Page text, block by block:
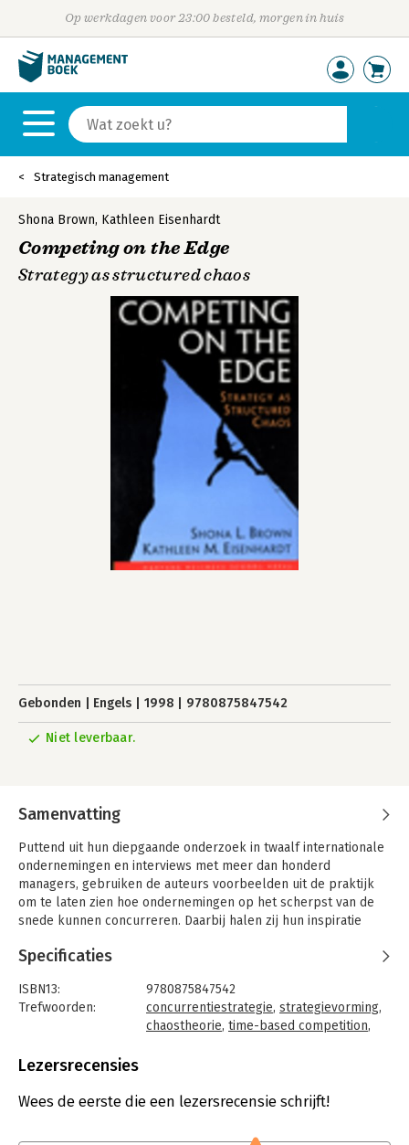
Op werkdagen voor 23:00 besteld, morgen in huis
Strategisch management
Shona Brown, Kathleen Eisenhardt
Competing on the Edge
Strategy as structured chaos
Gebonden Engels 1998 9780875847542
Niet leverbaar.
Samenvatting
Puttend uit hun diepgaande onderzoek in twaalf internationale
ondernemingen en interviews met meer dan honderd
managers, gebruiken de auteurs voorbeelden uit de praktijk
om te laten zien hoe ondernemingen op het scherpst van de
snede kunnen concurreren. Daarbij halen zij hun inspiratie
zijn dan ook gerelateerd aan fundamentele wetenschappelijke
stapsgewijze evolutie.
Specificaties
ISBN13:
9780875847542
Trefwoorden:
concurrentiestrategie, strategievorming,
chaostheorie, time-based competition,
Taal:
Aantal pagina's:
299
Strategisch management
Lezersrecensies
Wees de eerste die een lezersrecensie schrijft!